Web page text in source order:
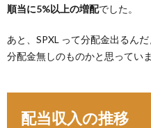
順当に5%以上の増配でした。
あと、SPXL って分配金出るん
分配金無しのものかと思っていま
配当収入の推移